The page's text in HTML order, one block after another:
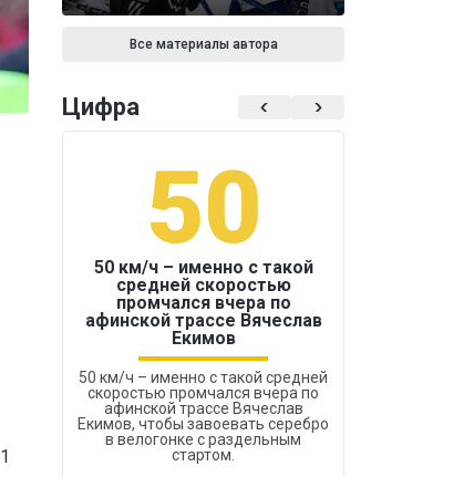
Все материалы автора
Цифра
50
50 км/ч – именно с такой
средней скоростью
промчался вчера по
афинской трассе Вячеслав
Екимов
50 км/ч – именно с такой средней
скоростью промчался вчера по
афинской трассе Вячеслав
Екимов, чтобы завоевать серебро
в велогонке с раздельным
стартом.